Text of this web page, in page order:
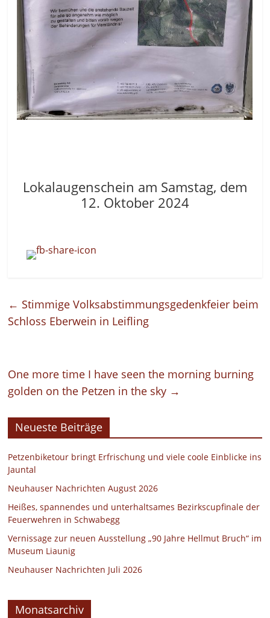
Lokalaugenschein am Samstag, dem
12. Oktober 2024
← Stimmige Volksabstimmungsgedenkfeier beim
Schloss Eberwein in Leifling
One more time I have seen the morning burning
golden on the Petzen in the sky →
Neueste Beiträge
Petzenbiketour bringt Erfrischung und viele coole Einblicke ins
Jauntal
Neuhauser Nachrichten August 2026
Heißes, spannendes und unterhaltsames Bezirkscupfinale der
Feuerwehren in Schwabegg
Vernissage zur neuen Ausstellung „90 Jahre Hellmut Bruch“ im
Museum Liaunig
Neuhauser Nachrichten Juli 2026
Monatsarchiv